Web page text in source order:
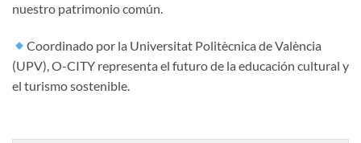
nuestro patrimonio común.
Coordinado por la Universitat Politècnica de València
(UPV), O-CITY representa el futuro de la educación cultural y
el turismo sostenible.